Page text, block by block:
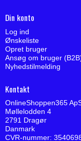
Din konto
Log ind
Ønskeliste
Opret bruger
Ansøg om bruger
Nyhedstilmelding
Kontakt
OnlineShoppen365
Møllelodden 4
2791 Dragør
Danmark
CVR-nummer: